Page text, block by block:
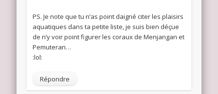
PS. Je note que tu n’as point daigné citer les plaisirs
aquatiques dans ta petite liste, je suis bien déçue
de n’y voir point figurer les coraux de Menjangan et
Pemuteran…
:lol:
Répondre